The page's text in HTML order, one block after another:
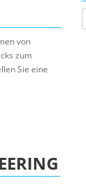
von
zum
Sie eine